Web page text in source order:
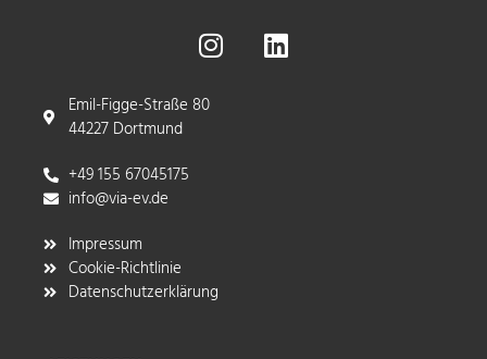
Emil-Figge-Straße 80
44227 Dortmund
+49 155 67045175
info@via-ev.de​
Impressum
Cookie-Richtlinie
Datenschutzerklärung